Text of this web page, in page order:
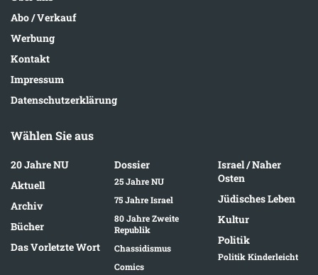
Abo / Verkauf
Werbung
Kontakt
Impressum
Datenschutzerklärung
Wählen Sie aus
20 Jahre NU
Aktuell
Archiv
Bücher
Das Vorletzte Wort
Dossier
25 Jahre NU
75 Jahre Israel
80 Jahre Zweite
Republik
Chassidismus
Comics
Israel / Naher
Osten
Jüdisches Leben
Kultur
Politik
Politik Kinderleicht